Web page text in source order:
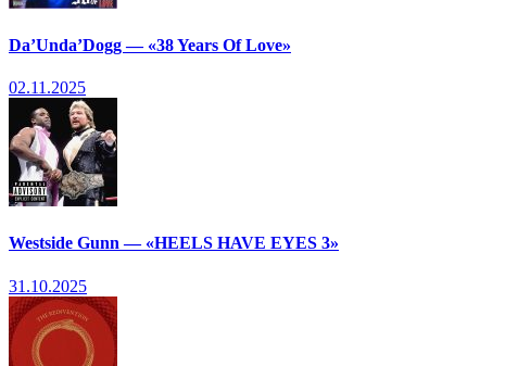
Da’Unda’Dogg — «38 Years Of Love»
02.11.2025
Westside Gunn — «HEELS HAVE EYES 3»
31.10.2025